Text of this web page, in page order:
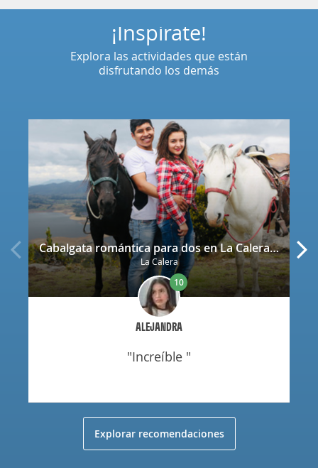
Cabalgata romántica para dos en La Calera con decoración
La Calera
ALEJANDRA
10
"increíble "
¡Inspírate!
Explora las actividades que están
disfrutando los demás
Explorar recomendaciones